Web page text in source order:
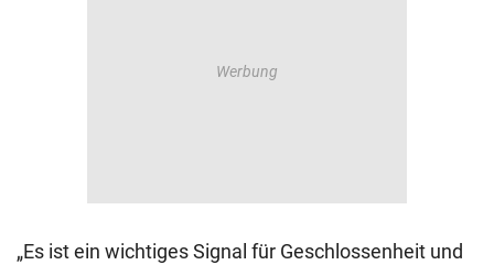
„Es ist ein wichtiges Signal für Geschlossenheit und